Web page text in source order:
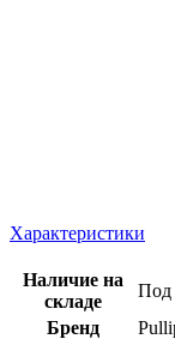
Характеристики
Наличие на
складе
Под
Бренд